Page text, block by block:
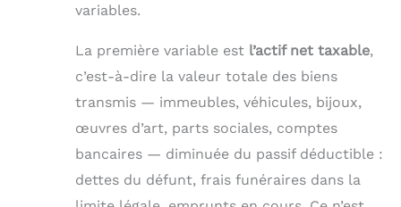
variables.
La première variable est l’actif net taxable,
c’est-à-dire la valeur totale des biens
transmis — immeubles, véhicules, bijoux,
œuvres d’art, parts sociales, comptes
bancaires — diminuée du passif déductible :
dettes du défunt, frais funéraires dans la